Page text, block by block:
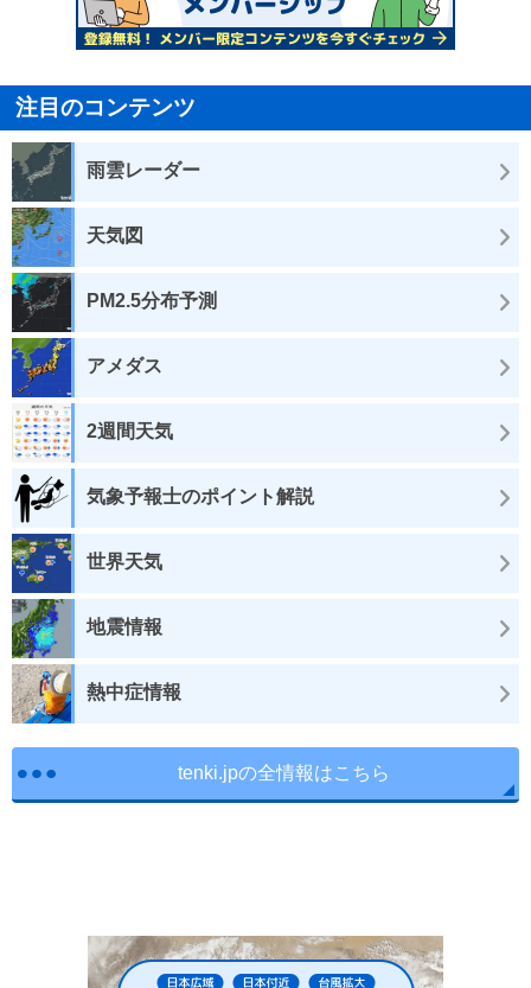
注目のコンテンツ
雨雲レーダー
天気図
PM2.5分布予測
アメダス
2週間天気
気象予報士のポイント解説
世界天気
地震情報
熱中症情報
tenki.jpの全情報はこちら